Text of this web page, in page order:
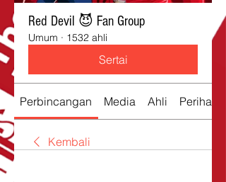
Red Devil 😈 Fan Group
Umum · 1532 ahli
Sertai
Perbincangan Media Ahli Perihal
Kembali